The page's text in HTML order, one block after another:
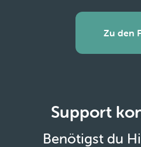
Zu den
Support
Benötigst du